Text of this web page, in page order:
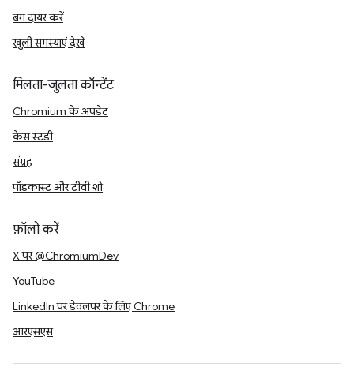
बग दायर करें
खुली समस्याएं देखें
मिलता-जुलता कॉन्टेंट
Chromium के अपडेट
केस स्टडी
संग्रह
पॉडकास्ट और टीवी शो
फ़ॉलो करें
X पर @ChromiumDev
YouTube
LinkedIn पर डेवलपर के लिए Chrome
आरएसएस